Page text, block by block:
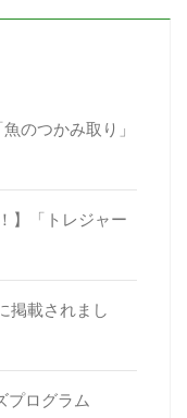
のつかみ取り」
】「トレジャー
掲載されまし
プログラム